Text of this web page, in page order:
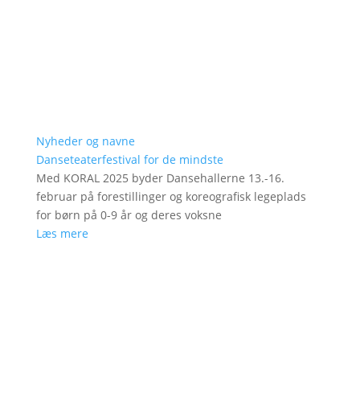
Nyheder og navne
Danseteaterfestival for de mindste
Med KORAL 2025 byder Dansehallerne 13.-16.
februar på forestillinger og koreografisk legeplads
for børn på 0-9 år og deres voksne
Læs mere